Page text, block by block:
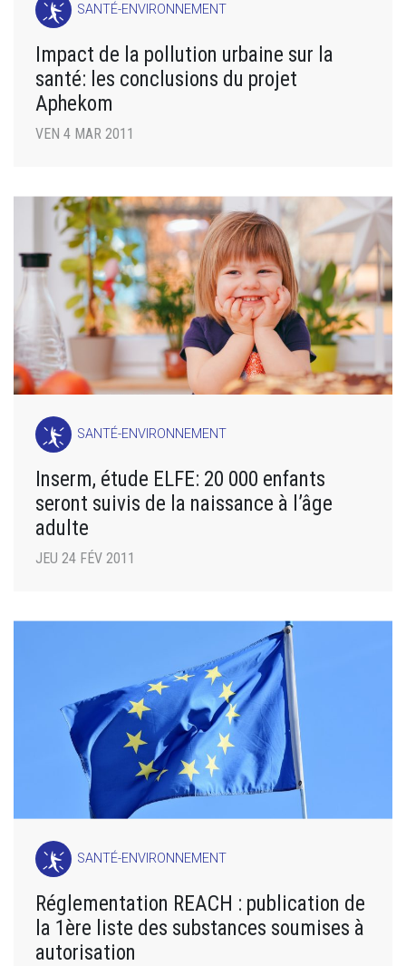
SANTÉ-ENVIRONNEMENT
Impact de la pollution urbaine sur la
santé: les conclusions du projet
Aphekom
VEN 4 MAR 2011
SANTÉ-ENVIRONNEMENT
Inserm, étude ELFE: 20 000 enfants
seront suivis de la naissance à l’âge
adulte
JEU 24 FÉV 2011
SANTÉ-ENVIRONNEMENT
Réglementation REACH : publication de
la 1ère liste des substances soumises à
autorisation